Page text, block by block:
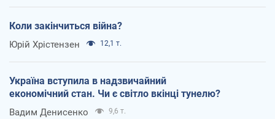
Коли закінчиться війна?
Юрій Хрістензен 12,1 т.
Україна вступила в надзвичайний
економічний стан. Чи є світло вкінці тунелю?
Вадим Денисенко 9,6 т.